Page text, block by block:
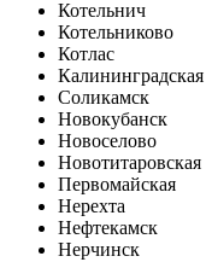
Котельнич
Котельниково
Котлас
Калининградская
Соликамск
Новокубанск
Новоселово
Новотитаровская
Первомайская
Нерехта
Нефтекамск
Нерчинск